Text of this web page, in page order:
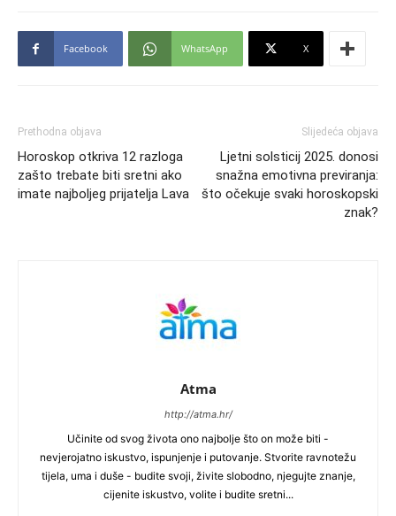
Facebook WhatsApp X
Prethodna objava
Horoskop otkriva 12 razloga
zašto trebate biti sretni ako
imate najboljeg prijatelja Lava
Slijedeća objava
Ljetni solsticij 2025. donosi
snažna emotivna previranja:
što očekuje svaki horoskopski
znak?
Atma
http://atma.hr/
Učinite od svog života ono najbolje što on može biti -
nevjerojatno iskustvo, ispunjenje i putovanje. Stvorite ravnotežu
tijela, uma i duše - budite svoji, živite slobodno, njegujte znanje,
cijenite iskustvo, volite i budite sretni...